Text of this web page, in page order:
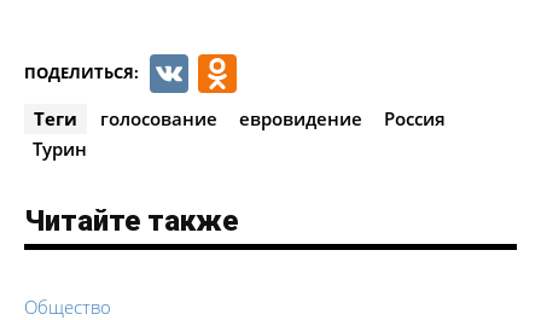
ПОДЕЛИТЬСЯ: VK
Теги голосование евровидение
Россия
Турин
Читайте также
Общество